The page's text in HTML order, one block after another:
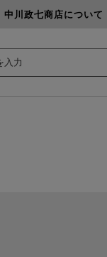
中川政七商店について